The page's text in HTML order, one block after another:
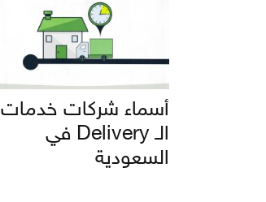
أسماء شركات خدمات
الـ Delivery في
السعودية